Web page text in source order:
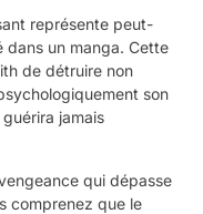
représente peut-
dans un manga. Cette
de détruire non
son
jamais
qui dépasse
comprenez que le